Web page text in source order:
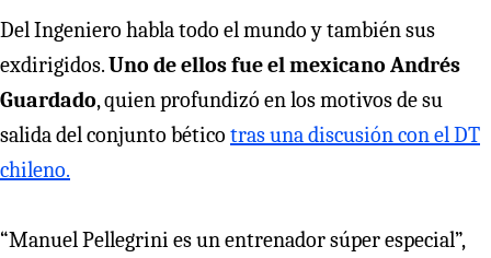
Del Ingeniero habla todo el mundo y también sus
exdirigidos.Uno de ellos fue el mexicano Andrés
Guardado, quien profundizó en los motivos de su
salida del conjunto bético tras una discusión con el DT
chileno.
“Manuel Pellegrini es un entrenador súper especial”,